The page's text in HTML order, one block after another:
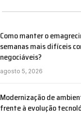
Como manter o
semanas mais difíceis
negociáveis?
agosto 5, 2026
Modernização de
frente à evolução